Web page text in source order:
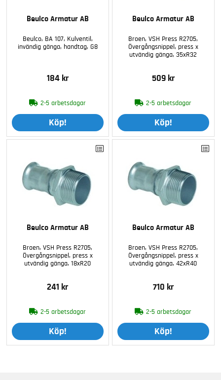
Beulco Armatur AB
Beulco, BA 107, Kulventil,
invändig gänga, handtag, G8
184 kr
2-5 arbetsdagar
Köp!
Beulco Armatur AB
Broen, VSH Press R2705,
Övergångsnippel, press x
utvändig gänga, 35xR32
509 kr
2-5 arbetsdagar
Köp!
Beulco Armatur AB
Broen, VSH Press R2705,
Övergångsnippel, press x
utvändig gänga, 18xR20
241 kr
2-5 arbetsdagar
Köp!
Beulco Armatur AB
Broen, VSH Press R2705,
Övergångsnippel, press x
utvändig gänga, 42xR40
710 kr
2-5 arbetsdagar
Köp!